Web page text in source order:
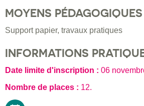
MOYENS PÉDAGOGIQUES
Support papier, travaux pratiques
INFORMATIONS
Date limite d'inscription : 06
Nombre de places : 12.